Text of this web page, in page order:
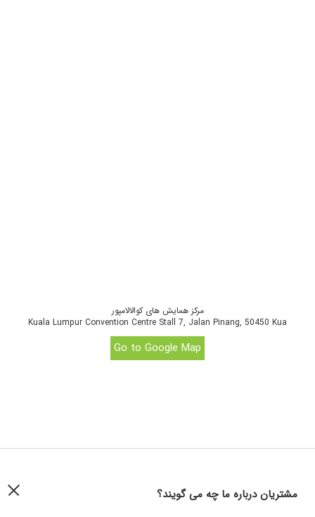
مرکز همایش های کوالالامپور
Kuala Lumpur Convention Centre Stall 7, Jalan Pinang, 50450 Kua
Go to Google Map
مشتریان درباره ما چه می گویند؟